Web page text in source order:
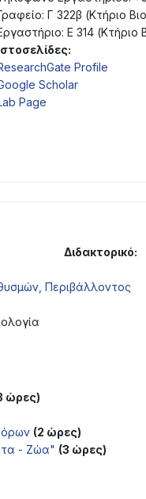
Γ 322β (Κτήριο
Ε 314 (Κτήριο
Profile
Scholar
Page
Διδακτορικό:
Περιβάλλοντος
ώρες)
(2 ώρες)
- Ζώα" (3 ώρες)